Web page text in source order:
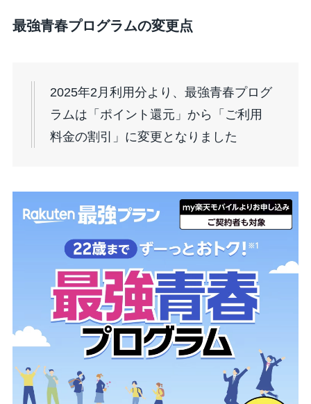
最強青春プログラムの変更点
2025年2月利用分より、最強青春プログ
ラムは「ポイント還元」から「ご利用
料金の割引」に変更となりました